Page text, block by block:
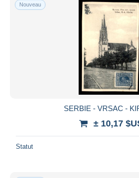
Nouveau
SERBIE - VRSAC -
± 10,17
Statut